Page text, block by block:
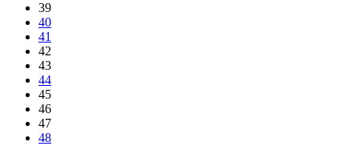
39
40
41
42
43
44
45
46
47
48